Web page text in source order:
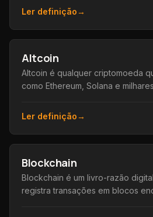
Ler definição→
Altcoin
Altcoin é qualquer criptomoeda
como Ethereum, Solana e
Ler definição→
Blockchain
Blockchain é um livro-razão
registra transações em blocos